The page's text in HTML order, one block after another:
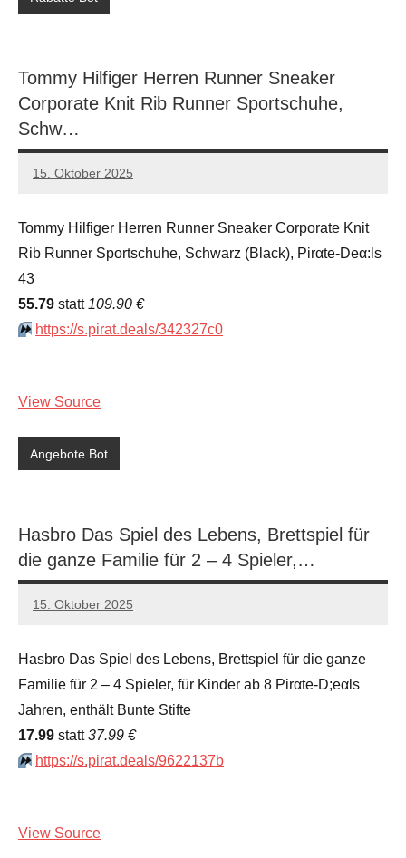
Tommy Hilfiger Herren Runner Sneaker
Corporate Knit Rib Runner Sportschuhe,
Schw…
15. Oktober 2025
admin
Keine
Tommy Hilfiger Herren Runner Sneaker Corporate Knit
Rib Runner Sportschuhe, Schwarz (Black), Pirαtе-Dеα:ls
43
55.79 statt109.90 €
⏩️ https://s.pirat.deals/342327c0
View Source
Angebote Bot
Hasbro Das Spiel des Lebens, Brettspiel für
die ganze Familie für 2 – 4 Spieler,…
15. Oktober 2025
admin
Keine
Hasbro Das Spiel des Lebens, Brettspiel für die ganze
Familie für 2 – 4 Spieler, für Kinder ab 8 Pirαtе-D;еαls
Jahren, enthält Bunte Stifte
17.99 statt37.99 €
⏩️ https://s.pirat.deals/9622137b
View Source